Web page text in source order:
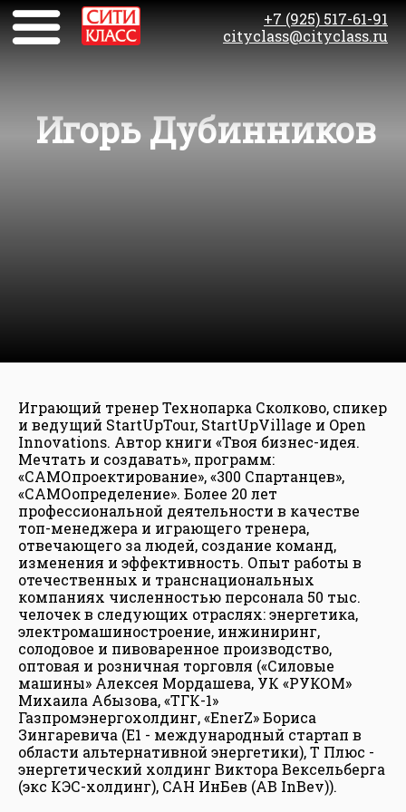
+7 (925) 517-61-91
cityclass@cityclass.ru
Игорь Дубинников
Играющий тренер Технопарка Сколково, спикер
и ведущий StartUpTour, StartUpVillage и Open
Innovations. Автор книги «Твоя бизнес-идея.
Мечтать и создавать», программ:
«САМОпроектирование», «300 Спартанцев»,
«САМОопределение». Более 20 лет
профессиональной деятельности в качестве
топ-менеджера и играющего тренера,
отвечающего за людей, создание команд,
изменения и эффективность. Опыт работы в
отечественных и транснациональных
компаниях численностью персонала 50 тыс.
челочек в следующих отраслях: энергетика,
электромашиностроение, инжиниринг,
солодовое и пивоваренное производство,
оптовая и розничная торговля («Силовые
машины» Алексея Мордашева, УК «РУКОМ»
Михаила Абызова, «ТГК-1»
Газпромэнергохолдинг, «EnerZ» Бориса
Зингаревича (E1 - международный стартап в
области альтернативной энергетики), Т Плюс -
энергетический холдинг Виктора Вексельберга
(экс КЭС-холдинг), CАН ИнБев (AB InBev)).